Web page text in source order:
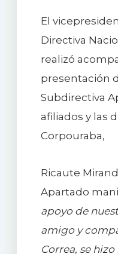
El
Directiva
realizó
presentación
Subdirectiva
afiliados y las
Corpouraba,
Ricaute
Apartado
apoyo de
amigo y
Correa, se